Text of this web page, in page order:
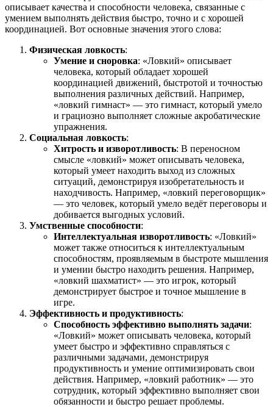
описывает качества и способности человека, связанные с
умением выполнять действия быстро, точно и с хорошей
координацией. Вот основные значения этого слова:
Физическая ловкость:
Умение и сноровка: «Ловкий» описывает
человека, который обладает хорошей
координацией движений, быстротой и точностью
выполнения различных действий. Например,
«ловкий гимнаст» — это гимнаст, который умело
и грациозно выполняет сложные акробатические
упражнения.
Социальная ловкость:
Хитрость и изворотливость: В переносном
смысле «ловкий» может описывать человека,
который умеет находить выход из сложных
ситуаций, демонстрируя изобретательность и
находчивость. Например, «ловкий переговорщик»
— это человек, который умело ведёт переговоры и
добивается выгодных условий.
Умственные способности:
Интеллектуальная изворотливость: «Ловкий»
может также относиться к интеллектуальным
способностям, проявляемым в быстроте мышления
и умении быстро находить решения. Например,
«ловкий шахматист» — это игрок, который
демонстрирует быстрое и точное мышление в
игре.
Эффективность и продуктивность:
Способность эффективно выполнять задачи:
«Ловкий» может описывать человека, который
умеет быстро и эффективно справляться с
различными задачами, демонстрируя
продуктивность и умение оптимизировать свои
действия. Например, «ловкий работник» — это
сотрудник, который эффективно выполняет свои
обязанности и быстро решает проблемы.